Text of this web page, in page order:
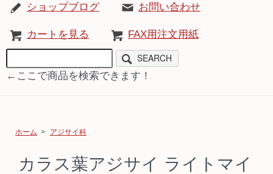
ショップブログ お問い合わせ
カートを見る FAX用注文用紙
SEARCH
←ここで商品を検索できます！
ホーム > アジサイ科
カラス葉アジサイ ライトマイ